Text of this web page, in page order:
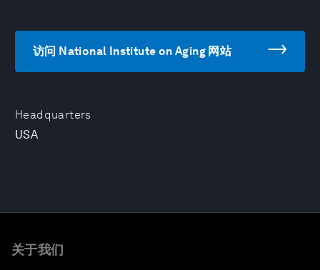
Headquarters
USA
访问 National Institute on Aging 网站
关于我们